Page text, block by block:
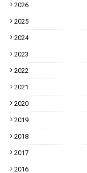
2026
2025
2024
2023
2022
2021
2020
2019
2018
2017
2016